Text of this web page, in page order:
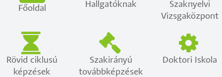
Főoldal Hallgatóknak
Szaknyelvi
Vizsgaközpont
Rövid ciklusú
képzések
Szakirányú
továbbképzések
Doktori Iskola